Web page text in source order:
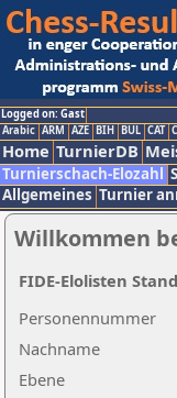
Logged on: Gast
Arabic ARM AZE BIH BUL CAT
Home TurnierDB
Turnierschach-Elozahl
Allgemeines Turnier
Willkommen
Nachname
Ebene
Personennummer
FIDE-Elolisten Stand